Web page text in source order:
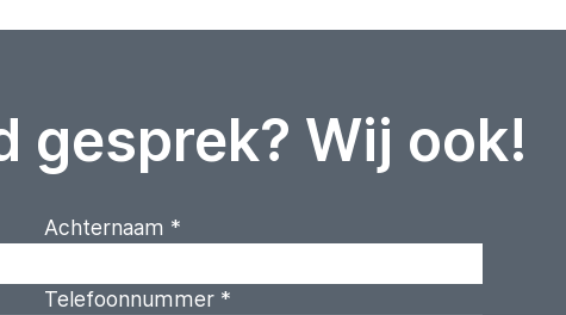
gesprek? Wij ook!
Achternaam *
Telefoonnummer *